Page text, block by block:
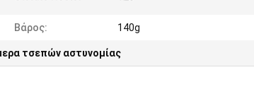
Βάρος: 140g
τσεπών αστυνομίας